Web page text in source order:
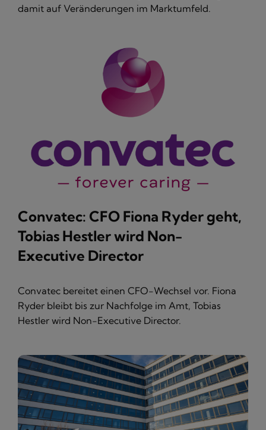
damit auf Veränderungen im Marktumfeld.
Convatec: CFO Fiona Ryder geht,
Tobias Hestler wird Non-
Executive Director
Convatec bereitet einen CFO-Wechsel vor. Fiona
Ryder bleibt bis zur Nachfolge im Amt, Tobias
Hestler wird Non-Executive Director.